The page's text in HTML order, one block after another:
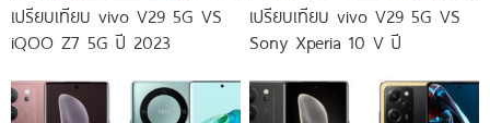
เปรียบเทียบ vivo V29 5G VS
iQOO Z7 5G ปี 2023
เปรียบเทียบ vivo V29 5G VS
Sony Xperia 10 V ปี